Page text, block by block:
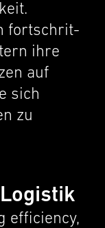
fortschrit­
ihre
auf
sich
zu
efficiency,